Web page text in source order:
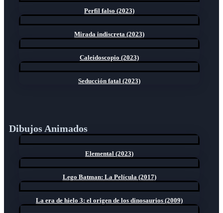
Perfil falso (2023)
Mirada indiscreta (2023)
Caleidoscopio (2023)
Seducción fatal (2023)
Dibujos Animados
Elemental (2023)
Lego Batman: La Película (2017)
La era de hielo 3: el origen de los dinosaurios (2009)